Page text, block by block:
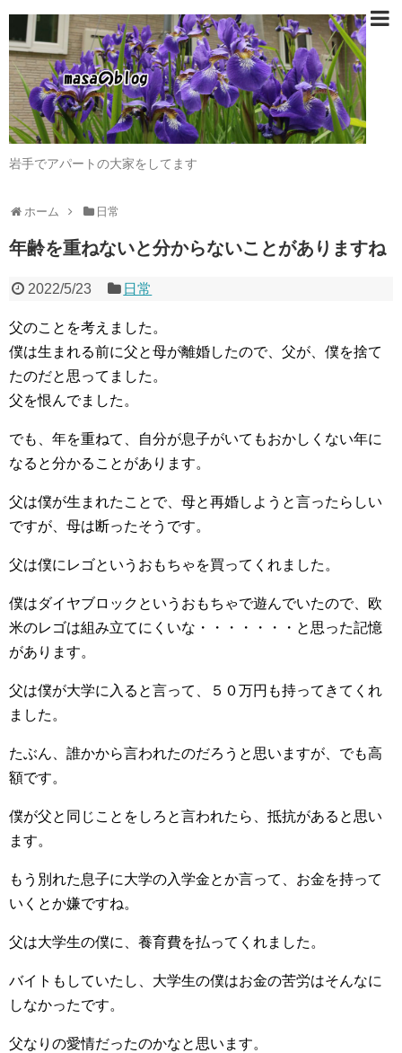
岩手でアパートの大家をしてます
ホーム 日常
年齢を重ねないと分からないことがありますね
2022/5/23 日常
父のことを考えました。
僕は生まれる前に父と母が離婚したので、父が、僕を捨て
たのだと思ってました。
父を恨んでました。
でも、年を重ねて、自分が息子がいてもおかしくない年に
なると分かることがあります。
父は僕が生まれたことで、母と再婚しようと言ったらしい
ですが、母は断ったそうです。
父は僕にレゴというおもちゃを買ってくれました。
僕はダイヤブロックというおもちゃで遊んでいたので、欧
米のレゴは組み立てにくいな・・・・・・・と思った記憶
があります。
父は僕が大学に入ると言って、５０万円も持ってきてくれ
ました。
たぶん、誰かから言われたのだろうと思いますが、でも高
額です。
僕が父と同じことをしろと言われたら、抵抗があると思い
ます。
もう別れた息子に大学の入学金とか言って、お金を持って
いくとか嫌ですね。
父は大学生の僕に、養育費を払ってくれました。
バイトもしていたし、大学生の僕はお金の苦労はそんなに
しなかったです。
父なりの愛情だったのかなと思います。